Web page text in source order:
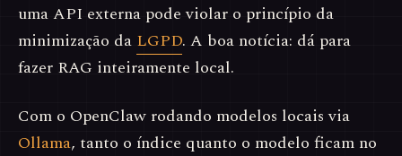
uma API externa pode violar o princípio da
minimização da LGPD. A boa notícia: dá para
fazer RAG inteiramente local.
Com o OpenClaw rodando modelos locais via
Ollama, tanto o índice quanto o modelo ficam no